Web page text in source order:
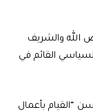
الله والشريف
القائم في
“القيام بأعمال